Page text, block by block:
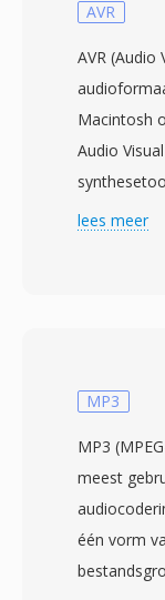
AVR
AVR (Audio
Macintosh
Audio
op,
de
bediende
vroege
de
voordeel
lees meer
MP3
MP3
meest
één vorm